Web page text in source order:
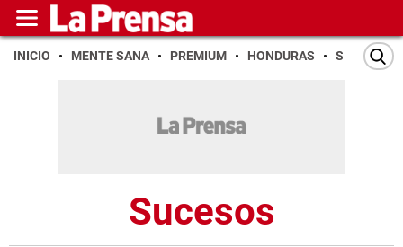
INICIO MENTE SANA PREMIUM HONDURAS SAN PEDRO
Sucesos